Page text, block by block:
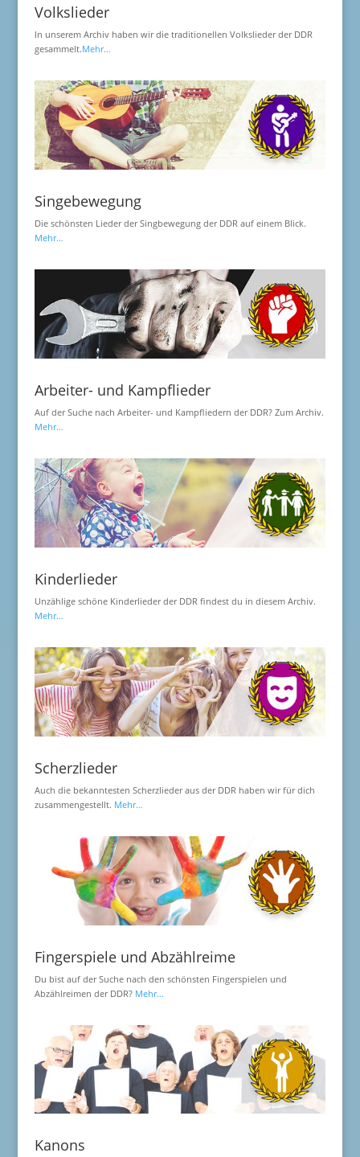
Volkslieder
In unserem Archiv haben wir die traditionellen Volkslieder der DDR
gesammelt.Mehr…
Singebewegung
Die schönsten Lieder der Singbewegung der DDR auf einem Blick.
Mehr…
Arbeiter- und Kampflieder
Auf der Suche nach Arbeiter- und Kampfliedern der DDR? Zum Archiv.
Mehr…
Kinderlieder
Unzählige schöne Kinderlieder der DDR findest du in diesem Archiv.
Mehr…
Scherzlieder
Auch die bekanntesten Scherzlieder aus der DDR haben wir für dich
zusammengestellt. Mehr…
Fingerspiele und Abzählreime
Du bist auf der Suche nach den schönsten Fingerspielen und
Abzählreimen der DDR? Mehr…
Kanons